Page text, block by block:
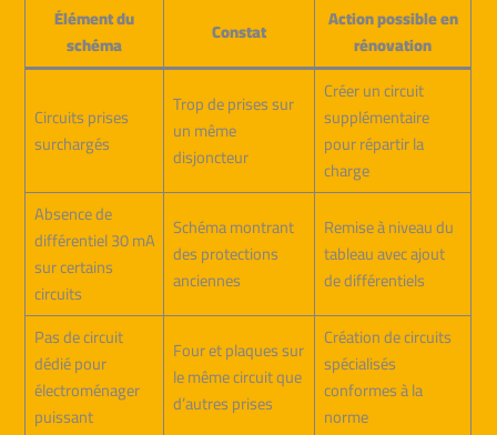
Élément du
schéma
Constat
Action possible en
rénovation
Circuits prises
surchargés
Trop de prises sur
un même
disjoncteur
Créer un circuit
supplémentaire
pour répartir la
charge
Absence de
différentiel 30 mA
sur certains
circuits
Schéma montrant
des protections
anciennes
Remise à niveau du
tableau avec ajout
de différentiels
Pas de circuit
dédié pour
électroménager
puissant
Four et plaques sur
le même circuit que
d’autres prises
Création de circuits
spécialisés
conformes à la
norme